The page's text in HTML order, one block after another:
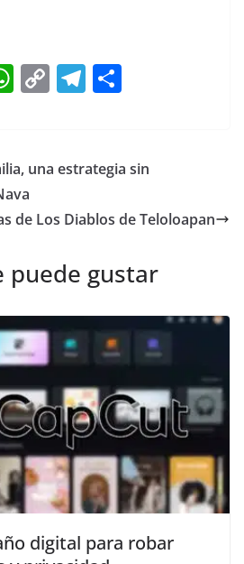
W
s
A
p
C
y
n
T
gr
m
e
una estrategia sin
de Los Diablos de Teloloapan
puede gustar
digital para robar